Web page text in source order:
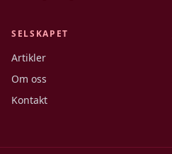
SELSKAPET
Artikler
Om oss
Kontakt